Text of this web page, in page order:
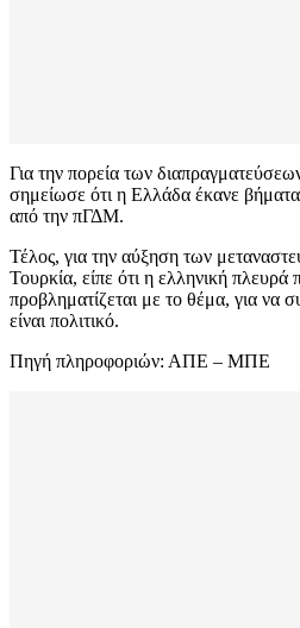
Για την πορεία των
σημείωσε ότι η Ελλάδα έκανε βήματα
από την πΓΔΜ.
Τέλος, για την αύξηση των
Τουρκία, είπε ότι η ελληνική πλευρά
προβληματίζεται με το θέμα, για να
είναι πολιτικό.
Πηγή πληροφοριών: ΑΠΕ – ΜΠΕ